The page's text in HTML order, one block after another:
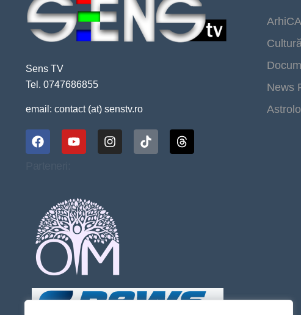
Sens TV
Tel. 0747686855
email: contact (at) senstv.ro
News